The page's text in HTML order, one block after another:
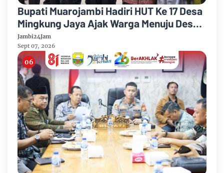
Bupati Muarojambi Hadiri HUT Ke 17 Desa
Mingkung Jaya Ajak Warga Menuju Desa
Mandiri 2026
Jambi24Jam
Sept 07, 2026